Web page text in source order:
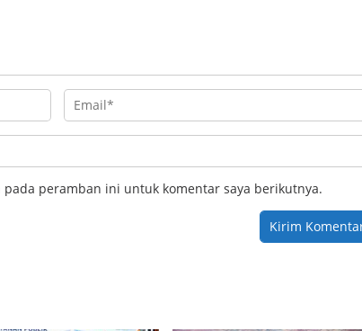
peramban ini untuk komentar saya berikutnya.